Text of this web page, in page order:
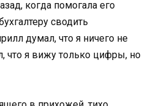
когда помогала его
сводить
думал, что я ничего не
что я вижу только цифры, но